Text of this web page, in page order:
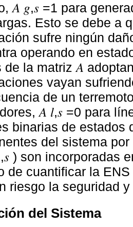
𝐴 𝑔,𝑠 =1 para
Esto se debe a
sufre ningún
operando en
de la matriz 𝐴
vayan
de un
𝐴 𝑙,𝑠 =0 para
binarias de estados
del sistema
) son incorporadas
de cuantificar la
riesgo la seguridad
del Sistema